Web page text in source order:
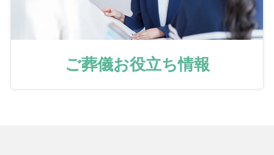
ご葬儀お役立ち情報